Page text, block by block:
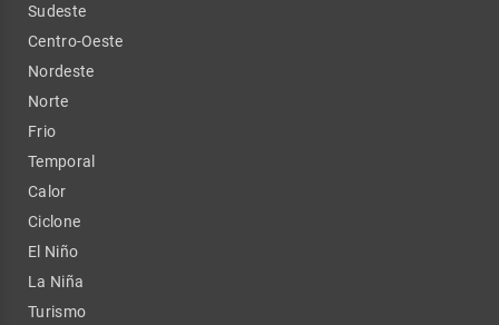
Sudeste
Centro-Oeste
Nordeste
Norte
Frio
Temporal
Calor
Ciclone
El Niño
La Niña
Turismo